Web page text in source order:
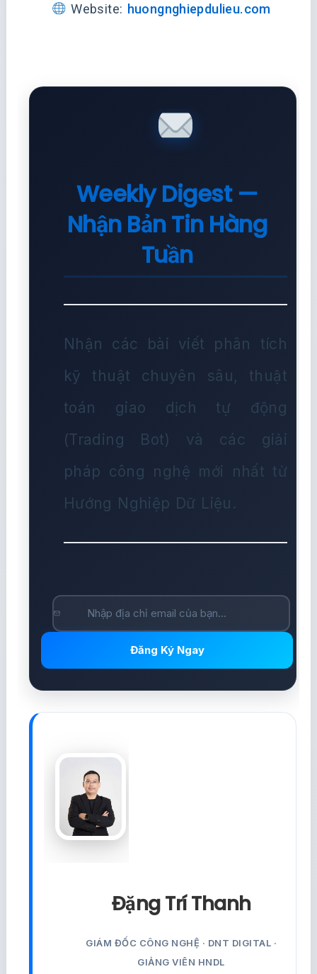
Website: huongnghiepdulieu.com
Weekly Digest —
Nhận Bản Tin Hàng
Tuần
Nhận các bài viết phân tích
kỹ thuật chuyên sâu, thuật
toán giao dịch tự động
(Trading Bot) và các giải
pháp công nghệ mới nhất từ
Hướng Nghiệp Dữ Liệu.
Đăng Ký Ngay
Đặng Trí Thanh
GIÁM ĐỐC CÔNG NGHỆ · DNT DIGITAL ·
GIẢNG VIÊN HNDL